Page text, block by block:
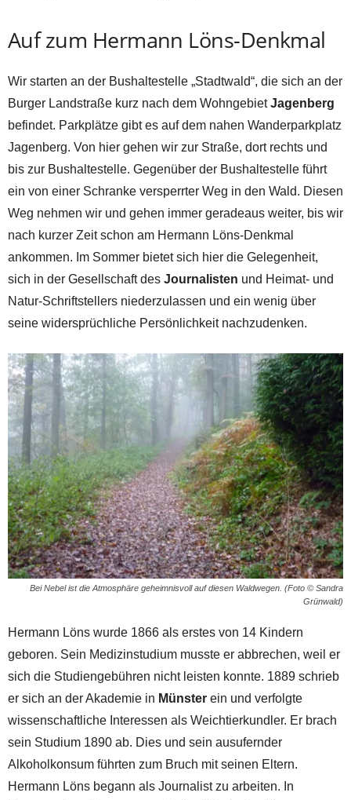
Auf zum Hermann Löns-Denkmal
Wir starten an der Bushaltestelle „Stadtwald“, die sich an der
Burger Landstraße kurz nach dem WohngebietJagenberg
befindet. Parkplätze gibt es auf dem nahen Wanderparkplatz
Jagenberg. Von hier gehen wir zur Straße, dort rechts und
bis zur Bushaltestelle. Gegenüber der Bushaltestelle führt
ein von einer Schranke versperrter Weg in den Wald. Diesen
Weg nehmen wir und gehen immer geradeaus weiter, bis wir
nach kurzer Zeit schon am Hermann Löns-Denkmal
ankommen. Im Sommer bietet sich hier die Gelegenheit,
sich in der Gesellschaft des Journalisten und Heimat- und
Natur-Schriftstellers niederzulassen und ein wenig über
seine widersprüchliche Persönlichkeit nachzudenken.
Bei Nebel ist die Atmosphäre geheimnisvoll auf diesen Waldwegen. (Foto © Sandra
Grünwald)
Hermann Löns wurde 1866 als erstes von 14 Kindern
geboren. Sein Medizinstudium musste er abbrechen, weil er
sich die Studiengebühren nicht leisten konnte. 1889 schrieb
er sich an der Akademie in Münster ein und verfolgte
wissenschaftliche Interessen als Weichtierkundler. Er brach
sein Studium 1890 ab. Dies und sein ausufernder
Alkoholkonsum führten zum Bruch mit seinen Eltern.
Hermann Löns begann als Journalist zu arbeiten. In